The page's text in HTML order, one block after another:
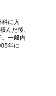
に入
んだ後、
。一般内
年に